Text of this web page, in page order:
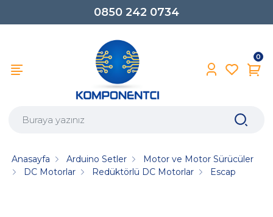
0850 242 0734
0
Anasayfa Arduino Setler
Motor ve Motor Sürücüler
DC Motorlar
Redüktörlü DC Motorlar Escap